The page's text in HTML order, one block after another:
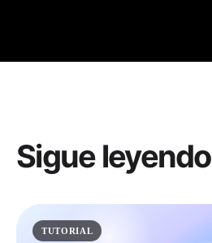
Sigue leyendo
TUTORIAL